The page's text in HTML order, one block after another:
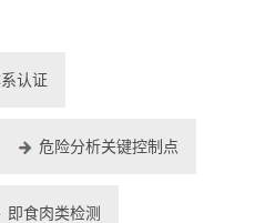
认证
危险分析关键控制点
即食肉类检测